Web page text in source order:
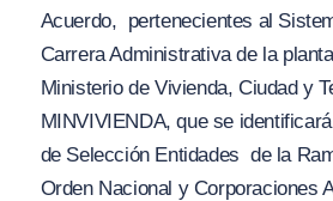
Acuerdo, pertenecientes al
Carrera Administrativa de la
Ministerio de Vivienda, Ciudad y
MINVIVIENDA, que se
de Selección Entidades de la
Orden Nacional y Corporaciones